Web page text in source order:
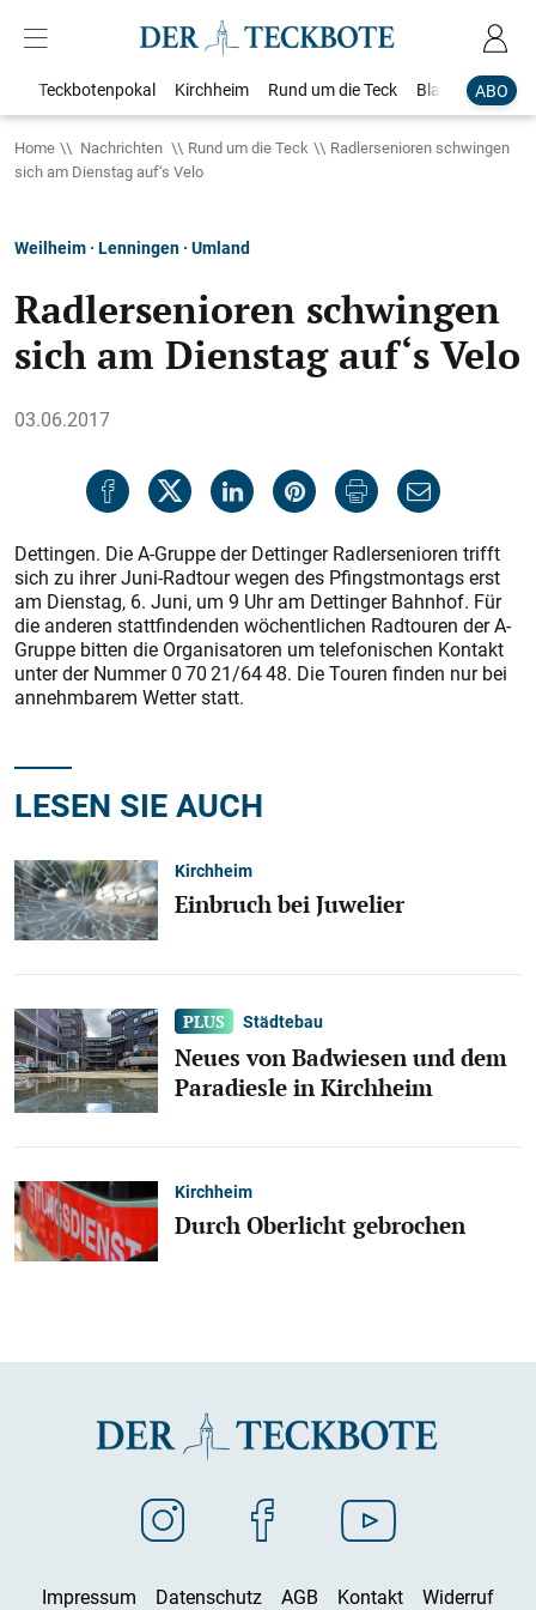
ABO
Teckbotenpokal Kirchheim Rund um die Teck Blaulicht
Home Nachrichten Rund um die Teck
Radlersenioren schwingen
sich am Dienstag auf‘s Velo
Weilheim · Lenningen · Umland
Radlersenioren schwingen
sich am Dienstag auf‘s Velo
03.06.2017
Dettingen. Die A-Gruppe der Dettinger Radlersenioren trifft
sich zu ihrer Juni-Radtour wegen des Pfingstmontags erst
am Dienstag, 6. Juni, um 9 Uhr am Dettinger Bahnhof. Für
die anderen stattfindenden wöchentlichen Radtouren der A-
Gruppe bitten die Organisatoren um telefonischen Kontakt
unter der Nummer 0 70 21/64 48. Die Touren finden nur bei
annehmbarem Wetter statt.
LESEN SIE AUCH
Kirchheim
Einbruch bei Juwelier
Städtebau
Neues von Badwiesen und dem
Paradiesle in Kirchheim
Kirchheim
Durch Oberlicht gebrochen
Impressum Datenschutz AGB Kontakt Widerruf